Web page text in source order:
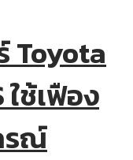
Toyota
ช้เฟือง
รณ์